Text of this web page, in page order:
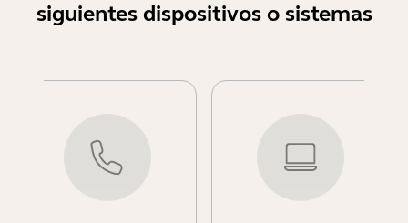
siguientes dispositivos o sistemas